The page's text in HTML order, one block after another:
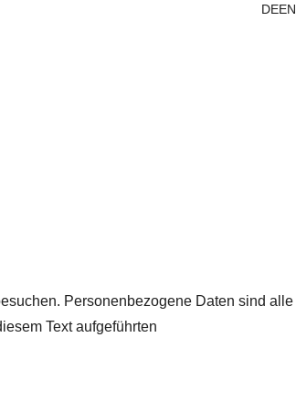
DEEN
Personenbezogene Daten sind alle
Text aufgeführten